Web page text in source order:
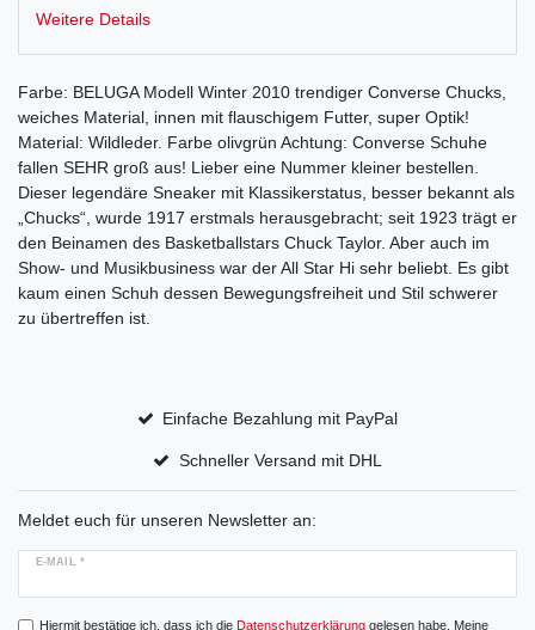
Weitere Details
Farbe: BELUGA Modell Winter 2010 trendiger Converse Chucks,
weiches Material, innen mit flauschigem Futter, super Optik!
Material: Wildleder. Farbe olivgrün Achtung: Converse Schuhe
fallen SEHR groß aus! Lieber eine Nummer kleiner bestellen.
Dieser legendäre Sneaker mit Klassikerstatus, besser bekannt als
„Chucks“, wurde 1917 erstmals herausgebracht; seit 1923 trägt er
den Beinamen des Basketballstars Chuck Taylor. Aber auch im
Show- und Musikbusiness war der All Star Hi sehr beliebt. Es gibt
kaum einen Schuh dessen Bewegungsfreiheit und Stil schwerer
zu übertreffen ist.
Einfache Bezahlung mit PayPal
Schneller Versand mit DHL
Meldet euch für unseren Newsletter an:
E-MAIL *
Hiermit bestätige ich, dass ich die Daten­schutz­erklärunggelesen habe. Meine